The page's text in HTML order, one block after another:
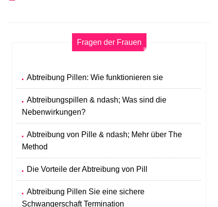
Fragen der Frauen
Abtreibung Pillen: Wie funktionieren sie
Abtreibungspillen & ndash; Was sind die
Nebenwirkungen?
Abtreibung von Pille & ndash; Mehr über The
Method
Die Vorteile der Abtreibung von Pill
Abtreibung Pillen Sie eine sichere
Schwangerschaft Termination